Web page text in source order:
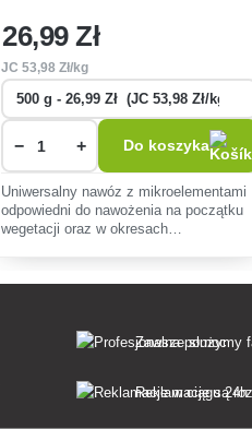
26,99 Zł
JC53,98 Zł/kg
− + Do koszyka
Uniwersalny nawóz z mikroelementami
odpowiedni do nawożenia na początku
wegetacji oraz w okresach
Zawsze służymy
Reklamacje są